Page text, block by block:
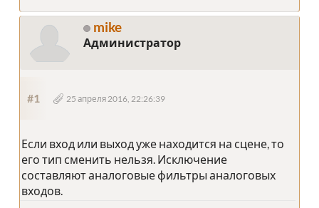
mike
Администратор
#1 25 апреля 2016, 22:26:39
Если вход или выход уже находится на сцене, то
его тип сменить нельзя. Исключение
составляют аналоговые фильтры аналоговых
входов.